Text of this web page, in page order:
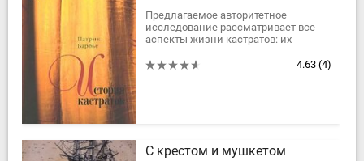
Предлагаемое авторитетное
исследование рассматривает все
аспекты жизни кастратов: их
правила обучения, их блестящие
4.63 (4)
С крестом и мушкетом